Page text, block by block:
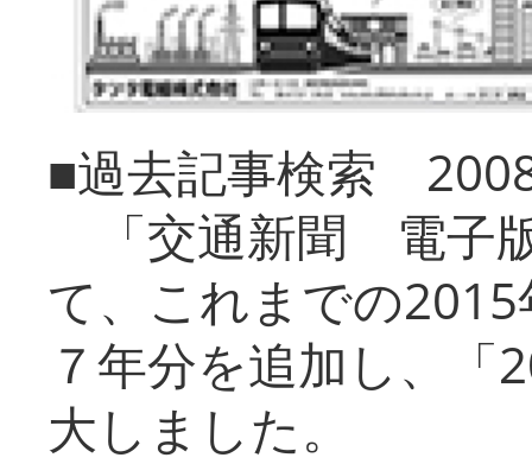
■過去記事検索
「交通新聞 電子
て、これまでの
７年分を追加し、「
大しまし